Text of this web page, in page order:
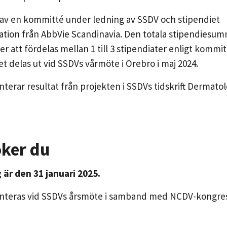
en kommitté under ledning av SSDV och stipendiet
från AbbVie Scandinavia. Den totala
att fördelas mellan 1 till 3 stipendiater enligt
delas ut vid SSDVs vårmöte i Örebro i maj 2024.
resultat från projekten i SSDVs tidskrift
du
den 31 januari 2025.
vid SSDVs årsmöte i samband med NCDV-